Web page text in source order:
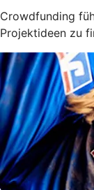
Crowdfunding
Projektideen zu